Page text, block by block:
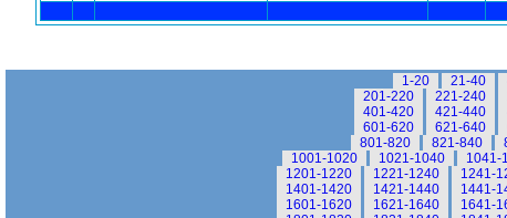
1-20 21-40
201-220
221-240
401-420
421-440
601-620
621-640
801-820
821-840
1001-1020
1021-1040 1041-
1201-1220
1221-1240 1241-
1401-1420
1421-1440 1441-
1601-1620
1621-1640 1641-